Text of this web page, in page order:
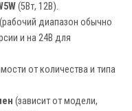
(5Вт, 12В).
(рабочий диапазон обычно
и на 24В для
от количества и типа
(зависит от модели,